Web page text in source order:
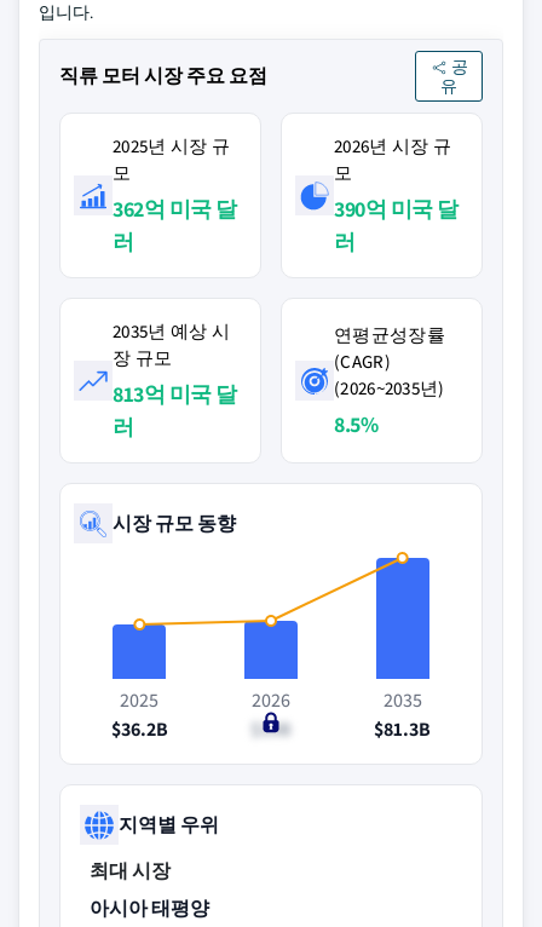
입니다.
직류 모터 시장 주요 요점
공
유
2025년 시장 규
모
362억 미국 달
러
2026년 시장 규
모
390억 미국 달
러
2035년 예상 시
장 규모
813억 미국 달
러
연평균성장률
(CAGR)
(2026~2035년)
8.5%
시장 규모 동향
2025
$36.2B
2026
$39B
2035
$81.3B
지역별 우위
최대 시장
아시아 태평양